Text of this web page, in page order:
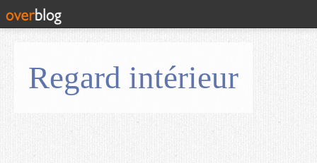
Regard intérieur